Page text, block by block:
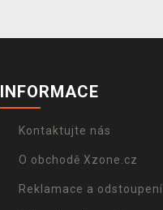
INFORMACE
Kontaktujte nás
O obchodě Xzone.cz
Reklamace a odstoupení